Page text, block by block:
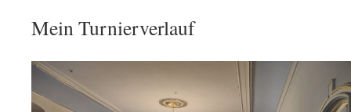
Mein Turnierverlauf